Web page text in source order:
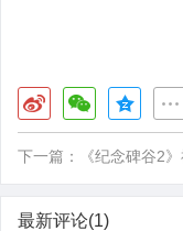
下一篇： 《纪念碑谷2
最新评论(1)